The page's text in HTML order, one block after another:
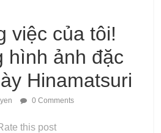
việc của tôi!
hình ảnh đặc
Hinamatsuri
0 Comments
this post